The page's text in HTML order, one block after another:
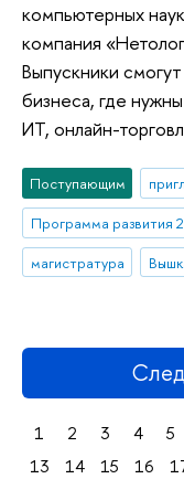
компьютерных
компания
Выпускники
бизнеса, где
ИТ, онлайн-
Поступающим
Программа развития
магистратура
1 2 3 4 5
13
14 15 16